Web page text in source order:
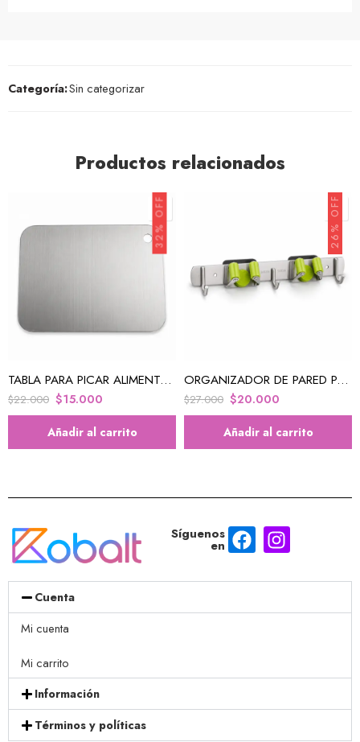
Categoría:Sin categorizar
Productos relacionados
32% OFF
TABLA PARA PICAR ALIMENTOS
$22.000 $15.000
Añadir al carrito
26% OFF
ORGANIZADOR DE PARED PARA ESCOBAS
$27.000 $20.000
Añadir al carrito
Síguenos
en
Cuenta
Mi cuenta
Mi carrito
Información
Términos y políticas